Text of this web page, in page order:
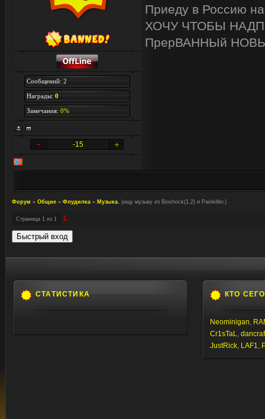
Сообщений: 2
Награды: 0
Замечания: 0%
-15
Приеду в Россию
ХОЧУ ЧТОБЫ
ПрерВАННЫй
Форум » Общие » Флудилка » Музыка. (ищу музыку из Bioshock(1,2) и Painkiller.)
Страница 1 из 1 1
СТАТИСТИКА КТО
Neominigan,
Cr1sTaL,
JustRick, LAF1,